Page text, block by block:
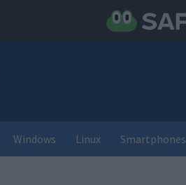
Windows Linux Smartphones